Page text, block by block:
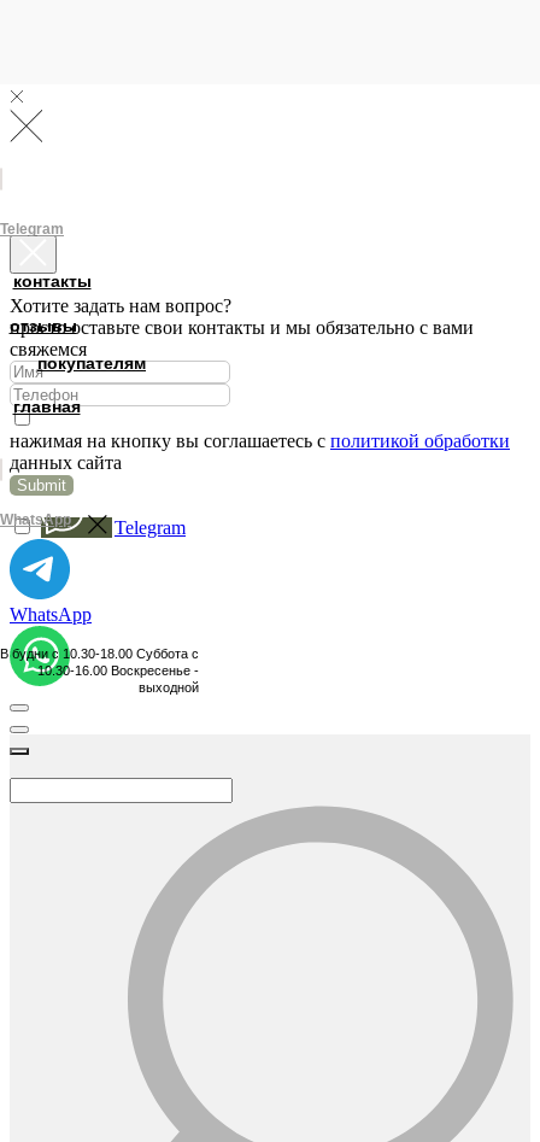
Telegram
контакты
отзывы
покупателям
главная
WhatsApp
В будни с 10.30-18.00 Суббота с
10.30-16.00 Воскресенье -
выходной
Хотите задать нам вопрос?
просто оставьте свои контакты и мы обязательно с вами
свяжемся
нажимая на кнопку вы соглашаетесь с политикой обработки
данных сайта
Submit
Telegram
WhatsApp